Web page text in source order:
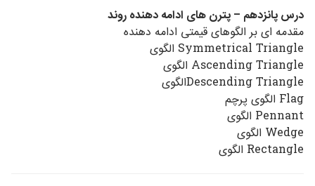
درس پانزدهم – پترن های ادامه دهنده روند
مقدمه ای بر الگوهای قیمتی ادامه دهنده
Symmetrical Triangle الگوی
Ascending Triangle الگوی
Descending Triangleالگوی
Flag الگوی پرچم
Pennant الگوی
Wedge الگوی
Rectangle الگوی